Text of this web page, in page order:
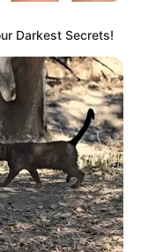
ഗുരു
ചെയ്ത
ലുക്ക്
Darkest Secrets!